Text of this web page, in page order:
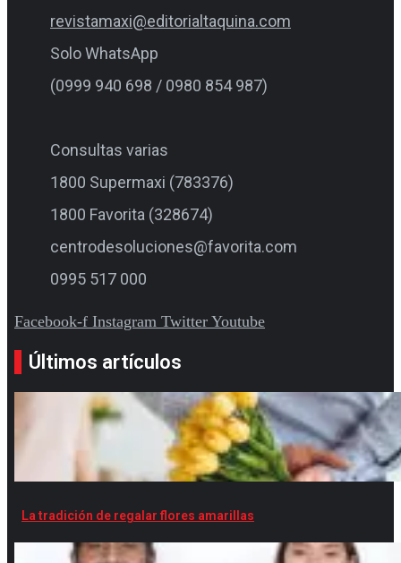
revistamaxi@editorialtaquina.com
Solo WhatsApp
(0999 940 698 / 0980 854 987)
Consultas varias
1800 Supermaxi (783376)
1800 Favorita (328674)
centrodesoluciones@favorita.com
0995 517 000
Facebook-f Instagram Twitter Youtube
Últimos artículos
La tradición de regalar flores amarillas